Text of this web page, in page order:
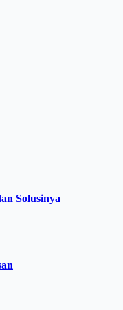
Solusinya